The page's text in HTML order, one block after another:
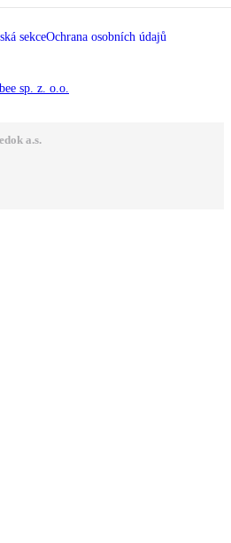
sekceOchrana osobních údajů
sp. z. o.o.
a.s.